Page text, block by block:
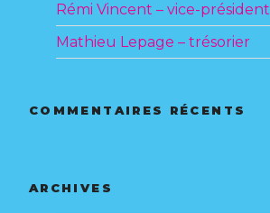
Rémi Vincent – vice-président
Mathieu Lepage – trésorier
COMMENTAIRES RÉCENTS
ARCHIVES